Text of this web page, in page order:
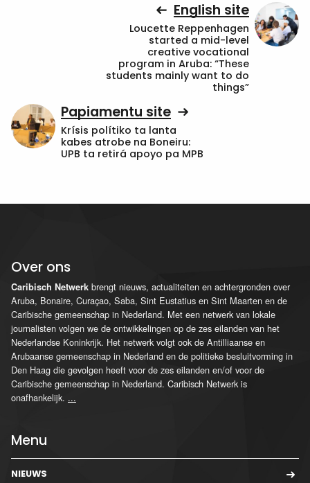
English site
Loucette Reppenhagen
started a mid-level
creative vocational
program in Aruba: “These
students mainly want to do
things”
Papiamentu site
Krísis polítiko ta lanta
kabes atrobe na Boneiru:
UPB ta retirá apoyo pa MPB
Over ons
Caribisch Netwerk brengt nieuws, actualiteiten en achtergronden over
Aruba, Bonaire, Curaçao, Saba, Sint Eustatius en Sint Maarten en de
Caribische gemeenschap in Nederland. Met een netwerk van lokale
journalisten volgen we de ontwikkelingen op de zes eilanden van het
Nederlandse Koninkrijk. Het netwerk volgt ook de Antilliaanse en
Arubaanse gemeenschap in Nederland en de politieke besluitvorming in
Den Haag die gevolgen heeft voor de zes eilanden en/of voor de
Caribische gemeenschap in Nederland. Caribisch Netwerk is
onafhankelijk. ...
Menu
NIEUWS